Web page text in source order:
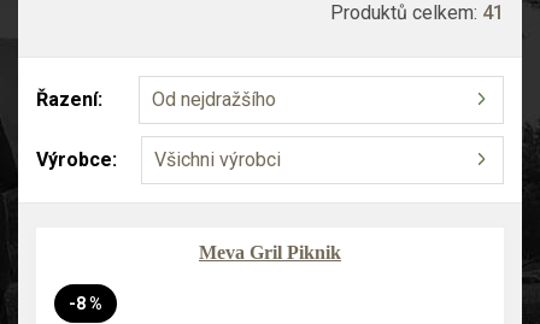
Produktů celkem: 41
Řazení: Od nejdražšího
Výrobce: Všichni výrobci
Meva Gril Piknik
-8 %